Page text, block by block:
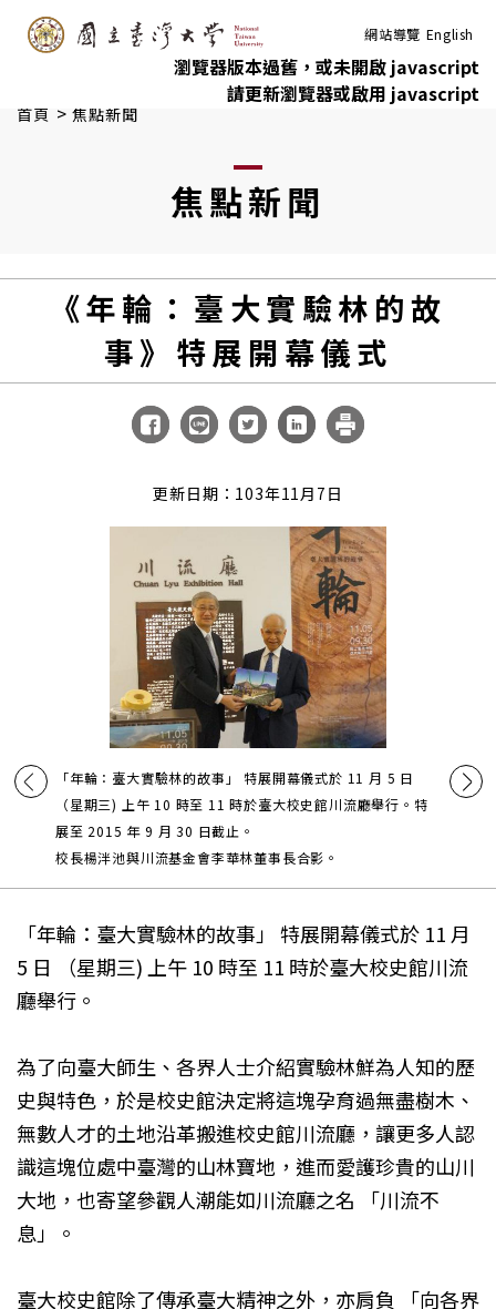
跳到主要內容 網站導覽 English
瀏覽器版本過舊，或未開啟 javascript
請更新瀏覽器或啟用 javascript
首頁 > 焦點新聞
焦點新聞
《年輪：臺大實驗林的故
事》特展開幕儀式
更新日期：103年11月7日
「年輪：臺大實驗林的故事」 特展開幕儀式於 11 月 5 日
（星期三) 上午 10 時至 11 時於臺大校史館川流廳舉行。特
展至 2015 年 9 月 30 日截止。
校長楊泮池與川流基金會李華林董事長合影。
「年輪：臺大實驗林的故事」 特展開幕儀式於 11 月
5 日 （星期三) 上午 10 時至 11 時於臺大校史館川流
廳舉行。
為了向臺大師生、各界人士介紹實驗林鮮為人知的歷
史與特色，於是校史館決定將這塊孕育過無盡樹木、
無數人才的土地沿革搬進校史館川流廳，讓更多人認
識這塊位處中臺灣的山林寶地，進而愛護珍貴的山川
大地，也寄望參觀人潮能如川流廳之名 「川流不
息」。
臺大校史館除了傳承臺大精神之外，亦肩負 「向各界